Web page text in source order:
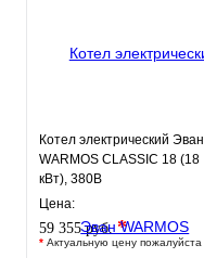
Котел электрический Эван
WARMOS CLASSIC 18 (18
кВт), 380В
Цена:
59 355 руб. *
* Актуальную цену пожалуйста